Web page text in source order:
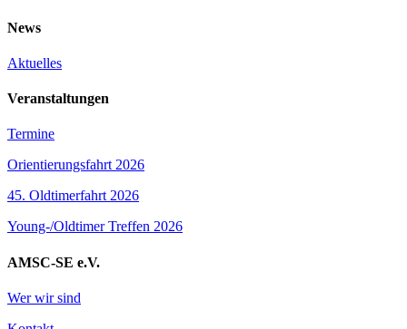
News
Aktuelles
Veranstaltungen
Termine
Orientierungsfahrt 2026
45. Oldtimerfahrt 2026
Young-/Oldtimer Treffen 2026
AMSC-SE e.V.
Wer wir sind